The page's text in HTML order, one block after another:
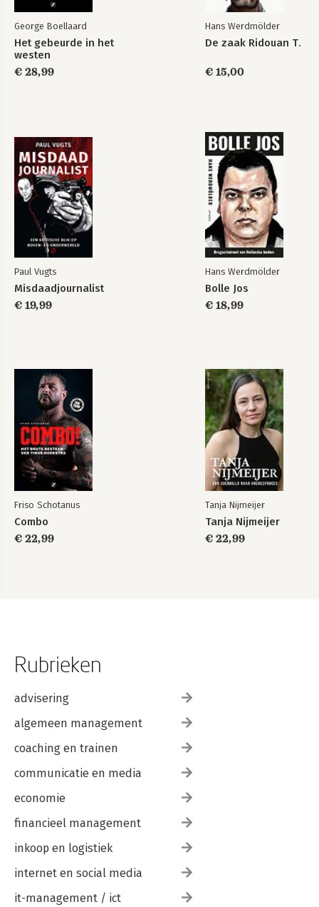
Martin H. Martin H.
Bekijk alle boeken
George Boellaard
Het gebeurde in het
westen
€ 28,99
Hans Werdmölder
De zaak Ridouan T.
€ 15,00
Paul Vugts
Misdaadjournalist
€ 19,99
Hans Werdmölder
Bolle Jos
€ 18,99
Friso Schotanus
Combo
€ 22,99
Tanja Nijmeijer
Tanja Nijmeijer
€ 22,99
Rubrieken
advisering
algemeen management
coaching en trainen
communicatie en media
economie
financieel management
inkoop en logistiek
internet en social media
it-management / ict